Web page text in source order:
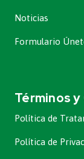
Noticias
Formulario
Términos
Política de
Política de